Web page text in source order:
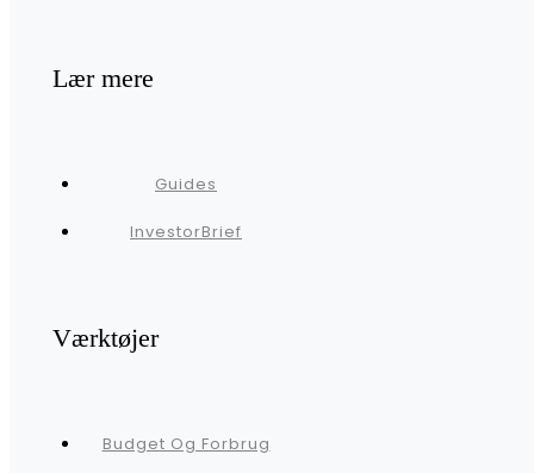
Lær mere
Guides
InvestorBrief
Værktøjer
Budget Og Forbrug